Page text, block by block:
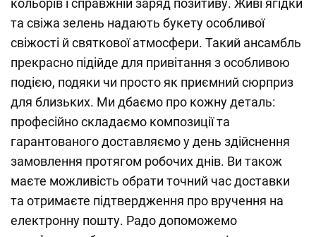
кольорів і справжній заряд позитиву. Живі ягідки
та свіжа зелень надають букету особливої
свіжості й святкової атмосфери. Такий ансамбль
прекрасно підійде для привітання з особливою
подією, подяки чи просто як приємний сюрприз
для близьких. Ми дбаємо про кожну деталь:
професійно складаємо композиції та
гарантованого доставляємо у день здійснення
замовлення протягом робочих днів. Ви також
маєте можливість обрати точний час доставки
та отримаєте підтвердження про вручення на
електронну пошту. Радо допоможемо